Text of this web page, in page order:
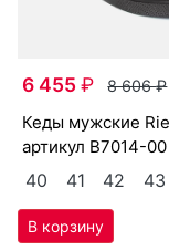
6 455₽ 8 606₽
ке­ды мужс­кие Ri­eker
артикул B7014-00
40 41 42 43